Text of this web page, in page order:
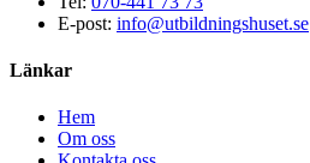
E-post: info@utbildningshuset.se
Länkar
Hem
Om oss